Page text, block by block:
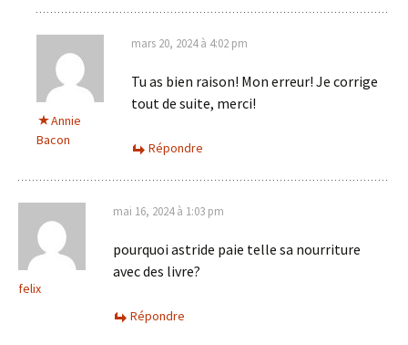
Annie
Bacon
mars 20, 2024 à 4:02 pm
Tu as bien raison! Mon erreur! Je corrige
tout de suite, merci!
Répondre
felix
mai 16, 2024 à 1:03 pm
pourquoi astride paie telle sa nourriture
avec des livre?
Répondre